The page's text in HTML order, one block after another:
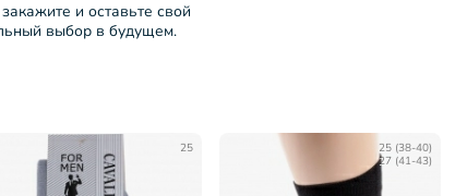
и оставьте свой
выбор в будущем.
25
25 (38-40)
27 (41-43)